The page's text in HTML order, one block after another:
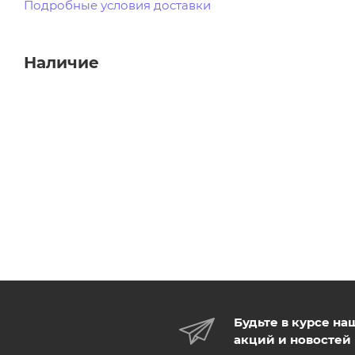
Подробные условия доставки
Наличие
Будьте в курсе
акций и новостей